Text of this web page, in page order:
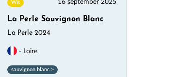
Wit 16 september 2025
La Perle Sauvignon Blanc
La Perle 2024
- Loire
sauvignon blanc >